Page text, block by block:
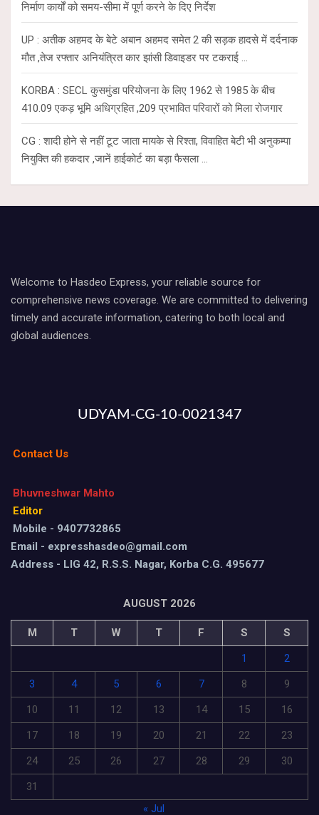
निर्माण कार्यों को समय-सीमा में पूर्ण करने के दिए निर्देश
UP : अतीक अहमद के बेटे अबान अहमद समेत 2 की सड़क हादसे में दर्दनाक
मौत ,तेज रफ्तार अनियंत्रित कार झांसी डिवाइडर पर टकराई …
KORBA : SECL कुसमुंडा परियोजना के लिए 1962 से 1985 के बीच
410.09 एकड़ भूमि अधिग्रहित ,209 प्रभावित परिवारों को मिला रोजगार
CG : शादी होने से नहीं टूट जाता मायके से रिश्ता, विवाहित बेटी भी अनुकम्पा
नियुक्ति की हकदार ,जानें हाईकोर्ट का बड़ा फैसला …
Welcome to Hasdeo Express, your reliable source for
comprehensive news coverage. We are committed to delivering
timely and accurate information, catering to both local and
global audiences.
UDYAM-CG-10-0021347
Contact Us
Bhuvneshwar Mahto
Editor
Mobile - 9407732865
Email - expresshasdeo@gmail.com
Address - LIG 42, R.S.S. Nagar, Korba C.G. 495677
AUGUST 2026
M T W T F S
S
1
2
3
4 5 6 7 8
9
10
11 12 13 14 15
16
17
18 19 20 21 22
23
24
25 26 27 28 29
30
31
« Jul